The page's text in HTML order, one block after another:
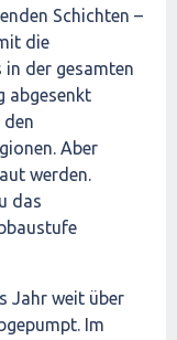
Schichten –
die
der gesamten
abgesenkt
Aber
werden.
das
Jahr weit über
Im